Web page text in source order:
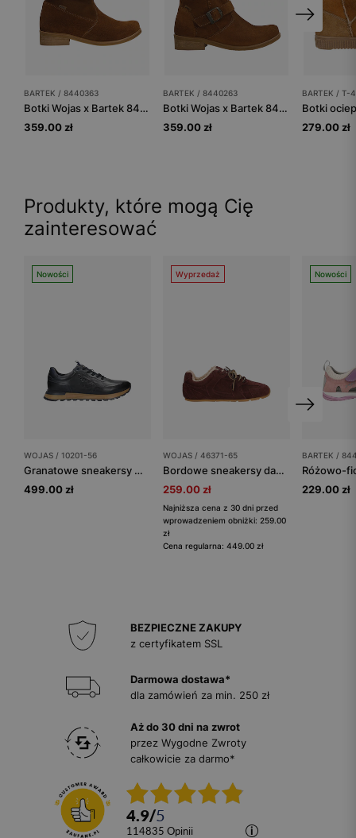
BARTEK / 8440363
Botki Wojas x Bartek 8440363, dla dziewcząt, brązowy
359.00 zł
BARTEK / 8440263
Botki Wojas x Bartek 8440263, dla dziewcząt, brązowy
359.00 zł
BARTEK / T-
279.00 zł
Produkty, które mogą Cię
zainteresować
Nowości
WOJAS / 10201-56
Granatowe sneakersy męskie z tłoczonym logo
499.00 zł
Wyprzedaż
WOJAS / 46371-65
Bordowe sneakersy damskie z kożuszkiem
259.00 zł
Najniższa cena z 30 dni przed
wprowadzeniem obniżki: 259.00
zł
Cena regularna: 449.00 zł
Nowości
BARTEK /
229.00 zł
BEZPIECZNE ZAKUPY
z certyfikatem SSL
Darmowa dostawa*
dla zamówień za min. 250 zł
Aż do 30 dni na zwrot
przez Wygodne Zwroty
całkowicie za darmo*
4.9/5
114835 opinii